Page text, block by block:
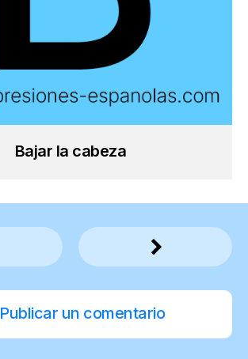
Bajar la cabeza
Publicar un comentario